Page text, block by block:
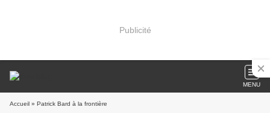
Publicité
MENU
Accueil » Patrick Bard à la frontière